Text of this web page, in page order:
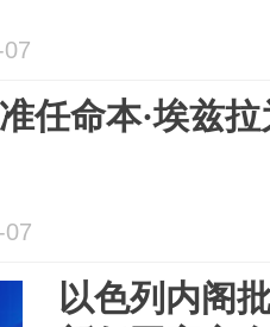
任命本·埃兹
以色列内阁